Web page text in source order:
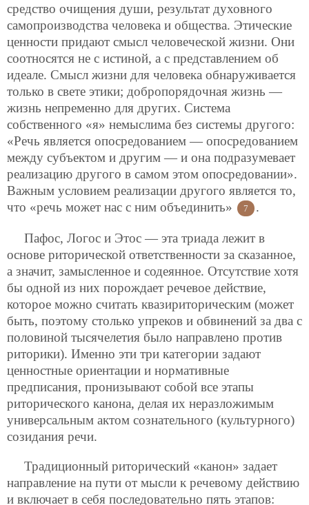
средство очищения души, результат духовного
самопроизводства человека и общества. Этические
ценности придают смысл человеческой жизни. Они
соотносятся не с истиной, а с представлением об
идеале. Смысл жизни для человека обнаруживается
только в свете этики; добропорядочная жизнь —
жизнь непременно для других. Система
собственного «я» немыслима без системы другого:
«Речь является опосредованием — опосредованием
между субъектом и другим — и она подразумевает
реализацию другого в самом этом опосредовании».
Важным условием реализации другого является то,
что «речь может нас с ним объединить»
7 .
Пафос, Логос и Этос — эта триада лежит в
основе риторической ответственности за сказанное,
а значит, замысленное и содеянное. Отсутствие хотя
бы одной из них порождает речевое действие,
которое можно считать квазириторическим (может
быть, поэтому столько упреков и обвинений за два с
половиной тысячелетия было направлено против
риторики). Именно эти три категории задают
ценностные ориентации и нормативные
предписания, пронизывают собой все этапы
риторического канона, делая их неразложимым
универсальным актом сознательного (культурного)
созидания речи.
Традиционный риторический «канон» задает
направление на пути от мысли к речевому действию
и включает в себя последовательно пять этапов: